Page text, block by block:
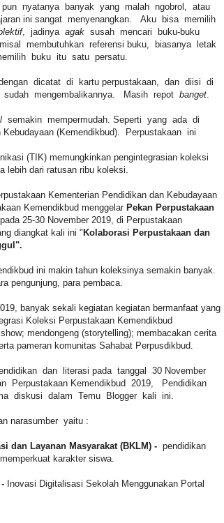
nyatanya banyak yang malah ngobrol, atau
ini sangat menyenangkan. Aku bisa memilih
, jadinya agak susah mencari buku-buku
membutuhkan referensi buku, biasanya letak
buku itu satu persatu.
dicatat di kartu perpustakaan, dan diisi di
mengembalikannya. Masih repot banget
semakin mempermudah. Seperti yang ada di
Kebudayaan (Kemendikbud). Perpustakaan ini
(TIK) memungkinkan pengintegrasian koleksi
lebih dari ratusan ribu koleksi.
Kementerian Pendidikan dan Kebudayaan
Kemendikbud menggelar Pekan Perpustakaan
25-30 November 2019, di Perpustakaan
diangkat kali ini "Kolaborasi Perpustakaan dan
ini makin tahun koleksinya semakin banyak.
pengunjung, para pembaca.
banyak sekali kegiatan kegiatan bermanfaat yang
Koleksi Perpustakaan Kemendikbud
mendongeng (storytelling); membacakan cerita
pameran komunitas Sahabat Perpusdikbud.
dan literasi pada tanggal 30 November
Perpustakaan Kemendikbud 2019, Pendidikan
diskusi dalam Temu Blogger kali ini.
narasumber yaitu :
dan Layanan Masyarakat (BKLM) - pendidikan
karakter siswa.
Inovasi Digitalisasi Sekolah Menggunakan Portal